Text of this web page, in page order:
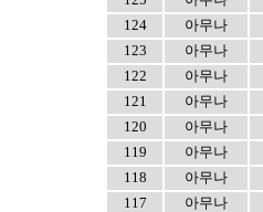
124
아무나
123
아무나
122
아무나
121
아무나
120
아무나
119
아무나
118
아무나
117
아무나